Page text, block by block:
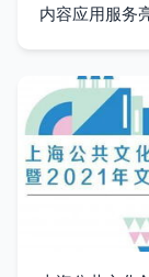
内容应用服务